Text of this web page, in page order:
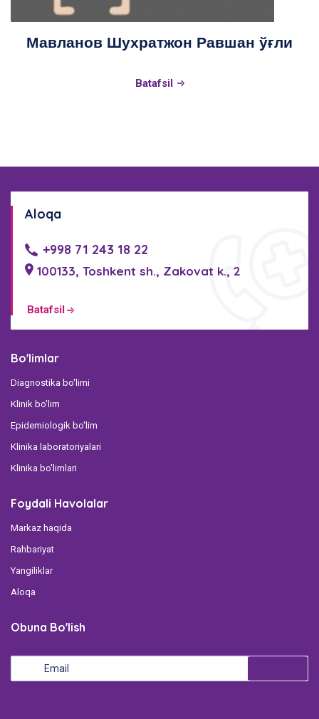
Мавланов Шухратжон Равшан ўғли
Batafsil
Aloqa
+998 71 243 18 22
100133, Toshkent sh., Zakovat k., 2
Batafsil
Bo'limlar
Diagnostika bo'limi
Klinik bo'lim
Epidemiologik bo'lim
Klinika laboratoriyalari
Klinika bo'limlari
Foydali Havolalar
Markaz haqida
Rahbariyat
Yangiliklar
Aloqa
Obuna Bo'lish